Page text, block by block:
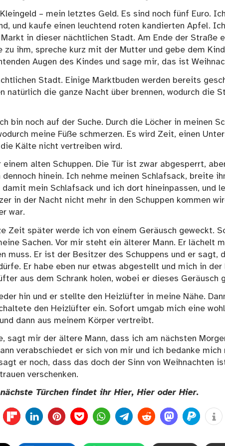
– mein letztes Geld. Es sind noch fünf Euro.
und kaufe einen leuchtend roten kandierten Apfel.
in dieser nächtlichen Stadt. Am Ende der Straße
ihm, spreche kurz mit der Mutter und gebe dem
Augen des Kindes und sage mir, das ist
Stadt. Einige Marktbuden werden bereits
natürlich die ganze Nacht über brennen, wodurch die
bin noch auf der Suche. Durch die Löcher in meinen
meine Füße schmerzen. Es wird Zeit, einen
Kälte nicht vertreiben wird.
alten Schuppen. Die Tür ist zwar abgesperrt,
hinein. Ich nehme meinen Schlafsack, breite
mein Schlafsack und ich dort hineinpassen, und
in der Nacht nicht mehr in den Schuppen kommen
war.
Zeit später werde ich von einem Geräusch geweckt.
Sachen. Vor mir steht ein älterer Mann. Er lächelt
muss. Er ist der Besitzer des Schuppens und er sagt,
Er habe eben nur etwas abgestellt und mich in der
aus dem Schrank holen, wobei er dieses Geräusch
hin und er stellte den Heizlüfter in meine Nähe.
den Heizlüfter ein. Sofort umgab mich eine
dann aus meinem Körper vertreibt.
sagt mir der ältere Mann, dass ich am nächsten
verabschiedet er sich von mir und ich bedanke mich
er noch, dass das doch der Sinn von Weihnachten
verschenken.
Türchen findet ihr Hier,HieroderHier.
0